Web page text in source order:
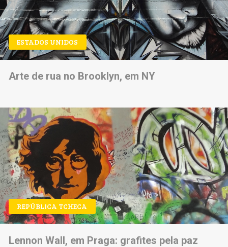
ESTADOS UNIDOS
Arte de rua no Brooklyn, em NY
REPÚBLICA TCHECA
Lennon Wall, em Praga: grafites pela paz